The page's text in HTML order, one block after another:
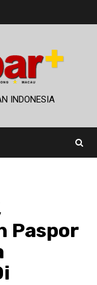
INDONESIA
Paspor